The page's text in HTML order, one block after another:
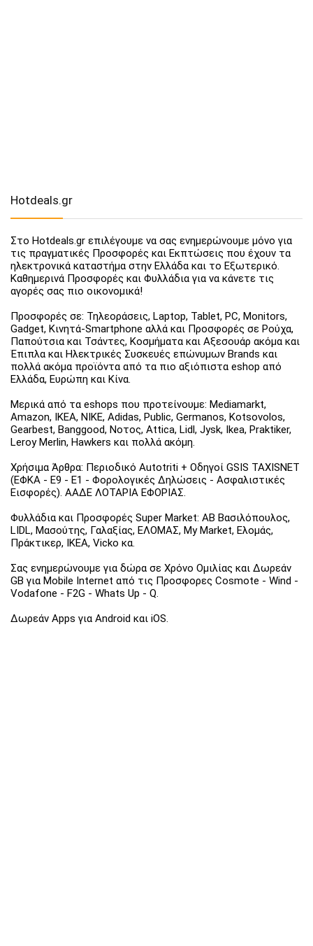
Hotdeals.gr
Στο Hotdeals.gr επιλέγουμε να σας ενημερώνουμε μόνο για
τις πραγματικές Προσφορές και Εκπτώσεις που έχουν τα
ηλεκτρονικά καταστήμα στην Ελλάδα και το Εξωτερικό.
Καθημερινά Προσφορές και Φυλλάδια για να κάνετε τις
αγορές σας πιο οικονομικά!
Προσφορές σε: Τηλεοράσεις, Laptop, Tablet, PC, Monitors,
Gadget, Κινητά-Smartphone αλλά και Προσφορές σε Ρούχα,
Παπούτσια και Τσάντες, Κοσμήματα και Αξεσουάρ ακόμα και
Έπιπλα και Ηλεκτρικές Συσκευές επώνυμων Brands και
πολλά ακόμα προϊόντα από τα πιο αξιόπιστα eshop από
Ελλάδα, Ευρώπη και Κίνα.
Μερικά από τα eshops που προτείνουμε: Mediamarkt,
Amazon, IKEA, NIKE, Adidas, Public, Germanos, Kotsovolos,
Gearbest, Banggood, Νοτος, Attica, Lidl, Jysk, Ikea, Praktiker,
Leroy Merlin, Hawkers και πολλά ακόμη.
Χρήσιμα Άρθρα: Περιοδικό Autotriti + Οδηγοί GSIS TAXISNET
(ΕΦΚΑ - Ε9 - Ε1 - Φορολογικές Δηλώσεις - Ασφαλιστικές
Εισφορές). ΑΑΔΕ ΛΟΤΑΡΙΑ ΕΦΟΡΙΑΣ.
Φυλλάδια και Προσφορές Super Market: ΑΒ Βασιλόπουλος,
LIDL, Μασούτης, Γαλαξίας, ΕΛΟΜΑΣ, My Market, Ελομάς,
Πράκτικερ, ΙΚΕΑ, Vicko κα.
Σας ενημερώνουμε για δώρα σε Χρόνο Ομιλίας και Δωρεάν
GB για Mobile Internet από τις Προσφορες Cosmote - Wind -
Vodafone - F2G - Whats Up - Q.
Δωρεάν Apps για Android και iOS.